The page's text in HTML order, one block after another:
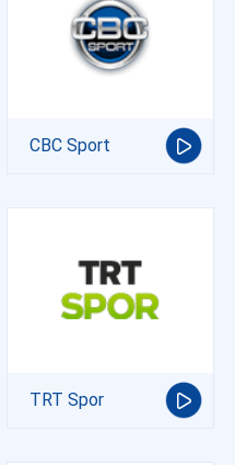
CBC Sport
TRT Spor